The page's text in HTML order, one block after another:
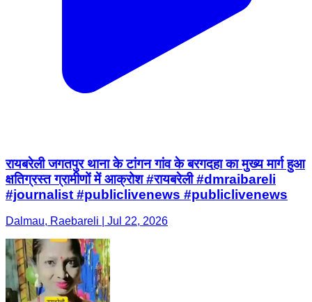
रायबरेली जगतपुर थाना के टांगन गांव के बरगदहा का मुख्य मार्ग हुआ
क्षतिग्रस्त ग्रामीणों में आक्रोश #रायबरेली #dmraibareli
#journalist #publiclivenews #publiclivenews
Dalmau, Raebareli | Jul 22, 2026